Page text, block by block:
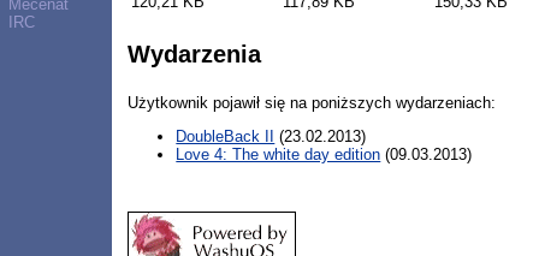
Mecenat
IRC
Wydarzenia
Użytkownik pojawił się na poniższych wydarzeniach:
DoubleBack II
(23.02.2013)
Love 4: The white day edition (09.03.2013)